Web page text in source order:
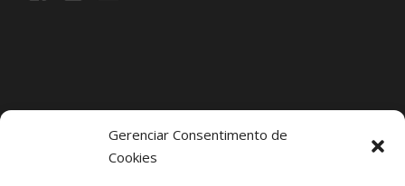
Gerenciar Consentimento de
Cookies